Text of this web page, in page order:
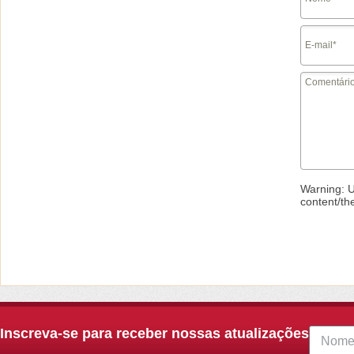
Warning:
content/
Inscreva-se para receber nossas atualizações